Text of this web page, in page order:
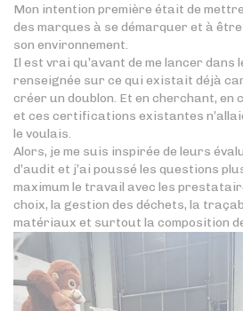
Mon intention première était de
des marques à se démarquer et à
son environnement.
Il est vrai qu’avant de me lancer dans
renseignée sur ce qui existait déjà
créer un doublon. Et en cherchant, en
et ces certifications existantes
le voulais.
Alors, je me suis inspirée de leurs
d’audit et j’ai poussé les questions
maximum le travail avec les
choix, la gestion des déchets, la
matériaux et surtout la composition